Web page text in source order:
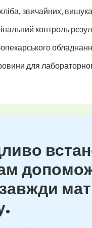
звичайних,
контроль
для